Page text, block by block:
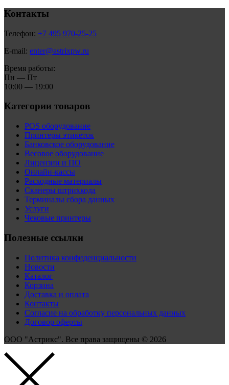
Контакты
Телефон: +7 495 970-25-25
E-mail: enter@astrixpw.ru
Время работы:
Пн — Пт
10:00 — 19:00
Категории товаров
POS оборудование
Принтеры этикеток
Банковское оборудование
Весовое оборудование
Лицензии и ПО
Онлайн-кассы
Расходные материалы
Сканеры штрихкода
Терминалы сбора данных
Услуги
Чековые принтеры
Полезные ссылки
Политика конфиденциальности
Новости
Каталог
Корзина
Доставка и оплата
Контакты
Согласие на обработку персональных данных
Договор оферты
ООО "Астрикс". Все права защищены © 2026